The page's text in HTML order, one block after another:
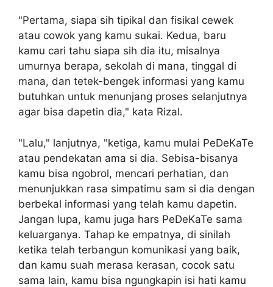
"Pertama, siapa sih tipikal dan fisikal cewek
atau cowok yang kamu sukai. Kedua, baru
kamu cari tahu siapa sih dia itu, misalnya
umurnya berapa, sekolah di mana, tinggal di
mana, dan tetek-bengek informasi yang kamu
butuhkan untuk menunjang proses selanjutnya
agar bisa dapetin dia," kata Rizal.
"Lalu," lanjutnya, "ketiga, kamu mulai PeDeKaTe
atau pendekatan ama si dia. Sebisa-bisanya
kamu bisa ngobrol, mencari perhatian, dan
menunjukkan rasa simpatimu sam si dia dengan
berbekal informasi yang telah kamu dapetin.
Jangan lupa, kamu juga hars PeDeKaTe sama
keluarganya. Tahap ke empatnya, di sinilah
ketika telah terbangun komunikasi yang baik,
dan kamu suah merasa kerasan, cocok satu
sama lain, kamu bisa ngungkapin isi hati kamu